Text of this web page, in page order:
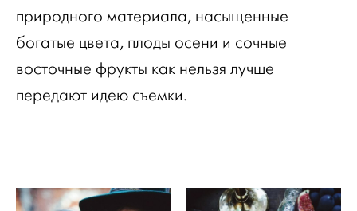
природного материала, насыщенные
богатые цвета, плоды осени и сочные
восточные фрукты как нельзя лучше
передают идею съемки.